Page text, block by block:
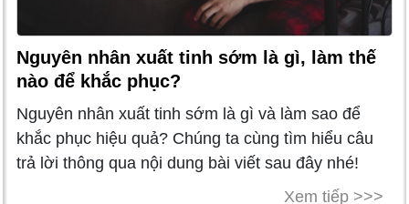
Nguyên nhân xuất tinh sớm là gì, làm thế
nào để khắc phục?
Nguyên nhân xuất tinh sớm là gì và làm sao để
khắc phục hiệu quả? Chúng ta cùng tìm hiểu câu
trả lời thông qua nội dung bài viết sau đây nhé!
Xem tiếp >>>